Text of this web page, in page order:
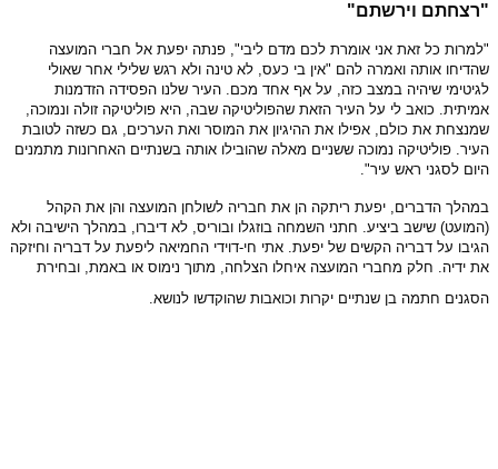
"רצחתם וירשתם"
"למרות כל זאת אני אומרת לכם מדם ליבי", פנתה יפעת אל חברי המועצה
שהדיחו אותה ואמרה להם "אין בי כעס, לא טינה ולא רגש שלילי אחר שאולי
לגיטימי שיהיה במצב כזה, על אף אחד מכם. העיר שלנו הפסידה הזדמנות
אמיתית. כואב לי על העיר הזאת שהפוליטיקה שבה, היא פוליטיקה זולה ונמוכה,
שמנצחת את כולם, אפילו את ההיגיון את המוסר ואת הערכים, גם כשזה לטובת
העיר. פוליטיקה נמוכה ששניים מאלה שהובילו אותה בשנתיים האחרונות מתמנים
היום לסגני ראש עיר".
במהלך הדברים, יפעת ריתקה הן את חבריה לשולחן המועצה והן את הקהל
(המועט) שישב ביציע. חתני השמחה בוזגלו ובוריס, לא דיברו, במהלך הישיבה ולא
הגיבו על דבריה הקשים של יפעת. אתי חי-דוידי החמיאה ליפעת על דבריה וחיזקה
את ידיה. חלק מחברי המועצה איחלו הצלחה, מתוך נימוס או באמת, ובחירת
הסגנים חתמה בן שנתיים יקרות וכואבות שהוקדשו לנושא.